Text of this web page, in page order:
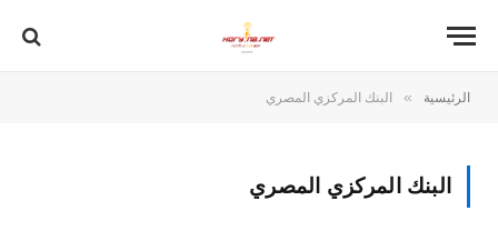
الرئيسية » البنك المركزي المصري
البنك المركزي المصري